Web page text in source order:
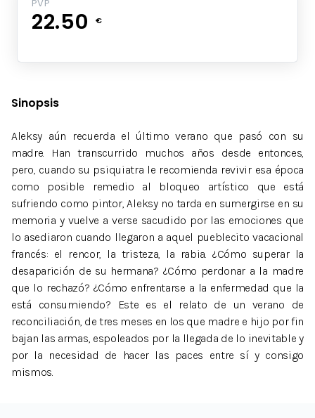
PVP
22.50 €
Sinopsis
Aleksy aún recuerda el último verano que pasó con su
madre. Han transcurrido muchos años desde entonces,
pero, cuando su psiquiatra le recomienda revivir esa época
como posible remedio al bloqueo artístico que está
sufriendo como pintor, Aleksy no tarda en sumergirse en su
memoria y vuelve a verse sacudido por las emociones que
lo asediaron cuando llegaron a aquel pueblecito vacacional
francés: el rencor, la tristeza, la rabia. ¿Cómo superar la
desaparición de su hermana? ¿Cómo perdonar a la madre
que lo rechazó? ¿Cómo enfrentarse a la enfermedad que la
está consumiendo? Este es el relato de un verano de
reconciliación, de tres meses en los que madre e hijo por fin
bajan las armas, espoleados por la llegada de lo inevitable y
por la necesidad de hacer las paces entre sí y consigo
mismos.